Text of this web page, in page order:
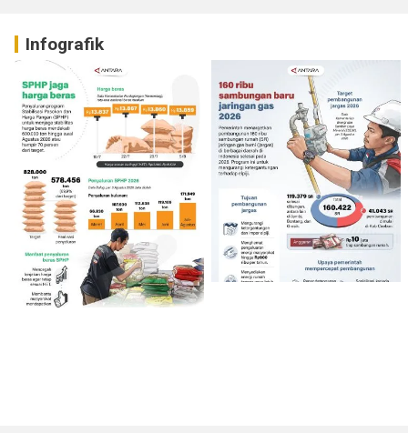
Infografik